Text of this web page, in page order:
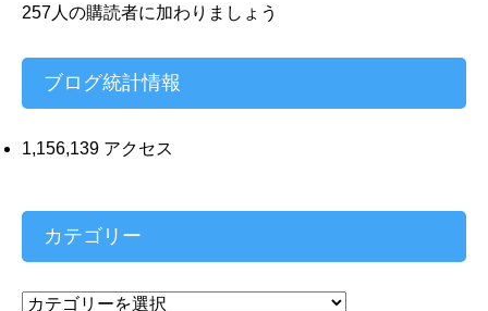
ド
ス
257人の購読者に加わりましょう
ブログ統計情報
1,156,139 アクセス
カテゴリー
カ